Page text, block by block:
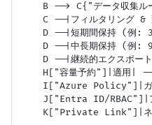
B --> C{"データ収集ル
C --|フィルタリング
D --|短期間保持 (例:
D --|中長期保持 (例:
D --|継続的エクスポ
H["容量予約"]|適用|
I["Azure Policy"]|ガ
J["Entra ID/RBAC"]|
K["Private Link"]|ネ